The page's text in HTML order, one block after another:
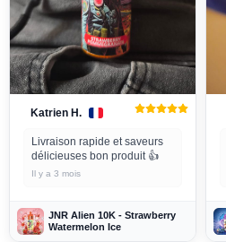
Katrien H.
Livraison rapide et saveurs
délicieuses bon produit 👍
Il y a 3 mois
JNR Alien 10K - Strawberry
Watermelon Ice